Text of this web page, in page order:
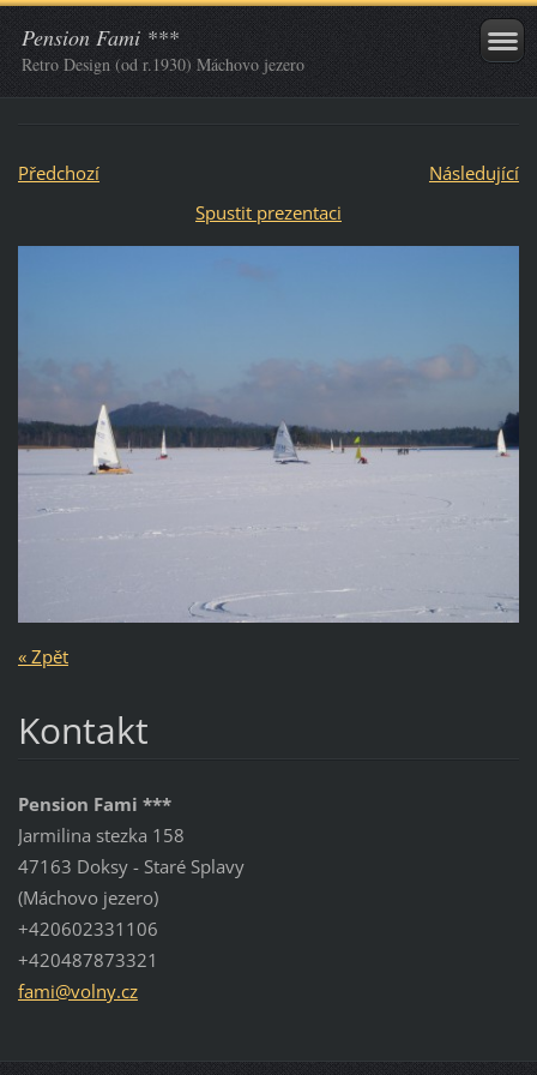
Pension Fami ***
Retro Design (od r.1930) Máchovo jezero
Předchozí
Následující
Spustit prezentaci
« Zpět
Kontakt
Pension Fami ***
Jarmilina stezka 158
47163 Doksy - Staré Splavy
(Máchovo jezero)
+420602331106
+420487873321
fami@volny.cz